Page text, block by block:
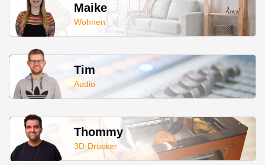
Maike
Wohnen
Tim
Audio
Thommy
3D-Drucker